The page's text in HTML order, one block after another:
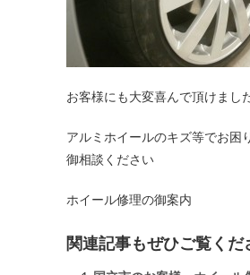
お客様にも大変喜んで頂けまし
アルミホイールのキズ等でお困
御相談ください
ホイール修理の御案内
関連記事もぜひご覧くだ